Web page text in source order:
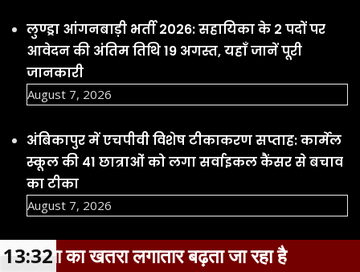
August 7, 2026
अंबिकापुर में एचपीवी विशेष टीकाकरण सप्ताह: कार्मेल
स्कूल की 41 छात्राओं को लगा सर्वाइकल कैंसर से बचाव
August 7, 2026
मुंबई में हुई फिल्म ‘ओह माय डॉग’ की स्पेशल स्क्रीनिंग
के दौरान एक्ट्रेस रवीना टंडन पर एक कुत्ता झपट पड़ा
रहा है ट्रेनी IPS और अंबिकापुर
13:33